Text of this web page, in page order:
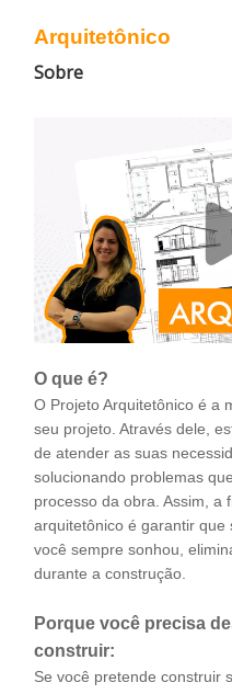
Arquitetônico
Sobre
O que é?
O Projeto Arquitetônico é a
seu projeto. Através dele,
de atender as suas
solucionando problemas
processo da obra. Assim, a
arquitetônico é garantir que
você sempre sonhou,
durante a construção.
Porque você precisa
construir:
Se você pretende construir